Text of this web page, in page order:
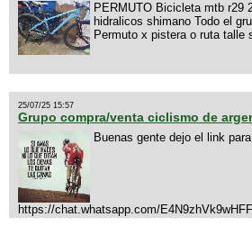
PERMUTO Bicicleta mtb r29
hidralicos shimano Todo el
Permuto x pistera o ruta talle
25/07/25 15:57
Grupo compra/venta ciclismo de
Buenas gente dejo el link
https://chat.whatsapp.com/